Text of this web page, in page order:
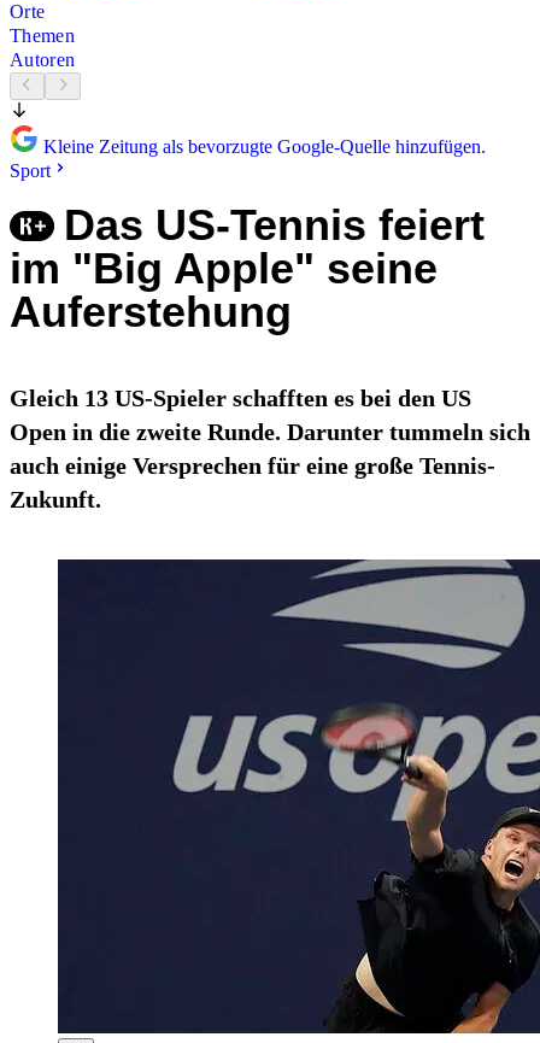
Orte
Themen
Autoren
Kleine Zeitung als bevorzugte Google-Quelle hinzufügen.
Sport
Das US-Tennis feiert
im "Big Apple" seine
Auferstehung
Gleich 13 US-Spieler schafften es bei den US
Open in die zweite Runde. Darunter tummeln sich
auch einige Versprechen für eine große Tennis-
Zukunft.